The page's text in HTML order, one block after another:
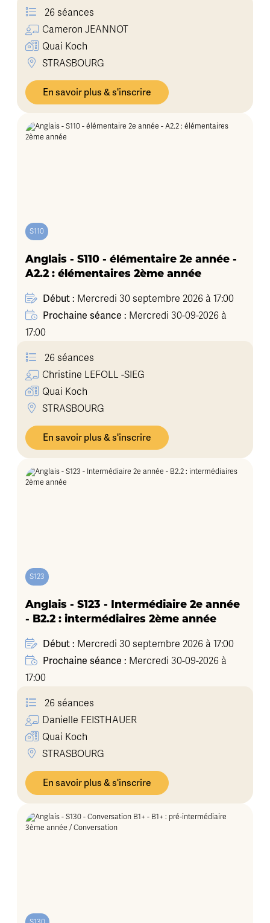
26 séances
Cameron JEANNOT
Quai Koch
STRASBOURG
En savoir plus & s'inscrire
S110
Anglais - S110 - élémentaire 2e année -
A2.2 : élémentaires 2ème année
Début : Mercredi 30 septembre 2026 à 17:00
Prochaine séance : Mercredi 30-09-2026 à
17:00
26 séances
Christine LEFOLL -SIEG
Quai Koch
STRASBOURG
En savoir plus & s'inscrire
S123
Anglais - S123 - Intermédiaire 2e année
- B2.2 : intermédiaires 2ème année
Début : Mercredi 30 septembre 2026 à 17:00
Prochaine séance : Mercredi 30-09-2026 à
17:00
26 séances
Danielle FEISTHAUER
Quai Koch
STRASBOURG
En savoir plus & s'inscrire